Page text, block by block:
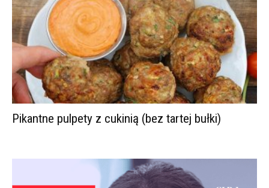
Pikantne pulpety z cukinią (bez tartej bułki)